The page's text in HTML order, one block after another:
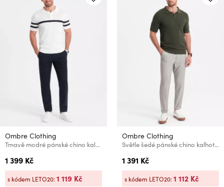
Ombre Clothing
Tmavě modré pánské chino kalhoty Ombre Clothing
1 399 Kč
s kódem LETO20:1 119 Kč
Ombre Clothing
Světle šedé pánské chino kalhoty Ombre Clothing
1 391 Kč
s kódem LETO20:1 112 Kč